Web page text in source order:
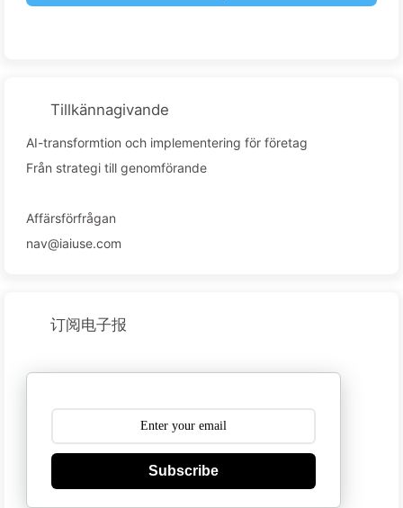
Tillkännagivande
AI-transformtion och implementering för företag
Från strategi till genomförande
Affärsförfrågan
nav@iaiuse.com
订阅电子报
Subscribe